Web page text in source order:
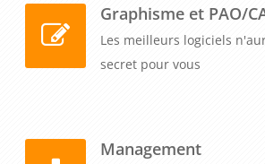
Graphisme et PAO/
Les meilleurs logiciels
secret pour vous
Management